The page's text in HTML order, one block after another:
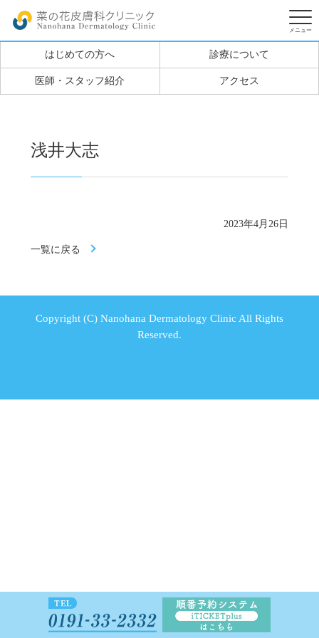
はじめての方へ 診療について
医師・スタッフ紹介 アクセス
浅井大志
2023年4月26日
一覧に戻る
Copyright (C) Nanohana Dermatology Clinic All Rights
Reserved.